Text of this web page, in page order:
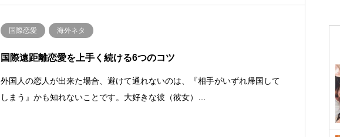
国際恋愛 海外ネタ
国際遠距離恋愛を上手く続ける6つのコツ
外国人の恋人が出来た場合、避けて通れないのは、『相手がいずれ帰国して
しまう』かも知れないことです。大好きな彼（彼女）…